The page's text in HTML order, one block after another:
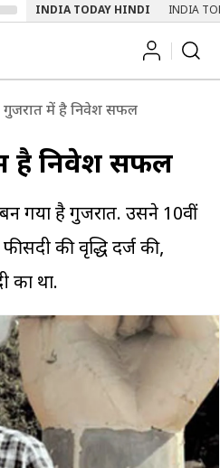
INDIA TODAY HINDI INDIA
गुजरात में है निवेश सफल
है निवेश सफल
गया है गुजरात. उसने 10वीं
की वृद्धि दर्ज की,
का था.